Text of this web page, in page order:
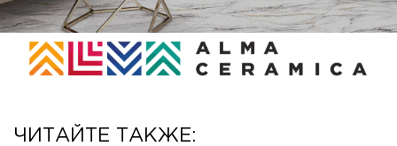
ЧИТАЙТЕ ТАКЖЕ: